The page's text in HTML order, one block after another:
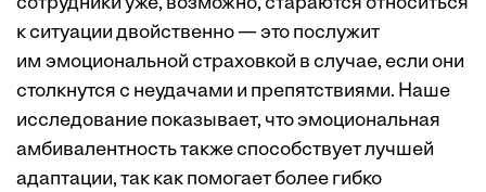
к ситуации двойственно — это послужит
им эмоциональной страховкой в случае, если они
столкнутся с неудачами и препятствиями. Наше
исследование показывает, что эмоциональная
амбивалентность также способствует лучшей
адаптации, так как помогаетболее гибко